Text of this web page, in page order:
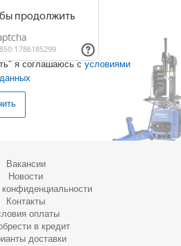
я соглашаюсь с условиями
Вакансии
Новости
конфиденциальности
Контакты
оплаты
в кредит
доставки